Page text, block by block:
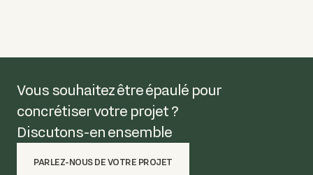
Vous souhaitez être épaulé pour
concrétiser votre projet ?
Discutons-en ensemble
PARLEZ-NOUS DE VOTRE PROJET